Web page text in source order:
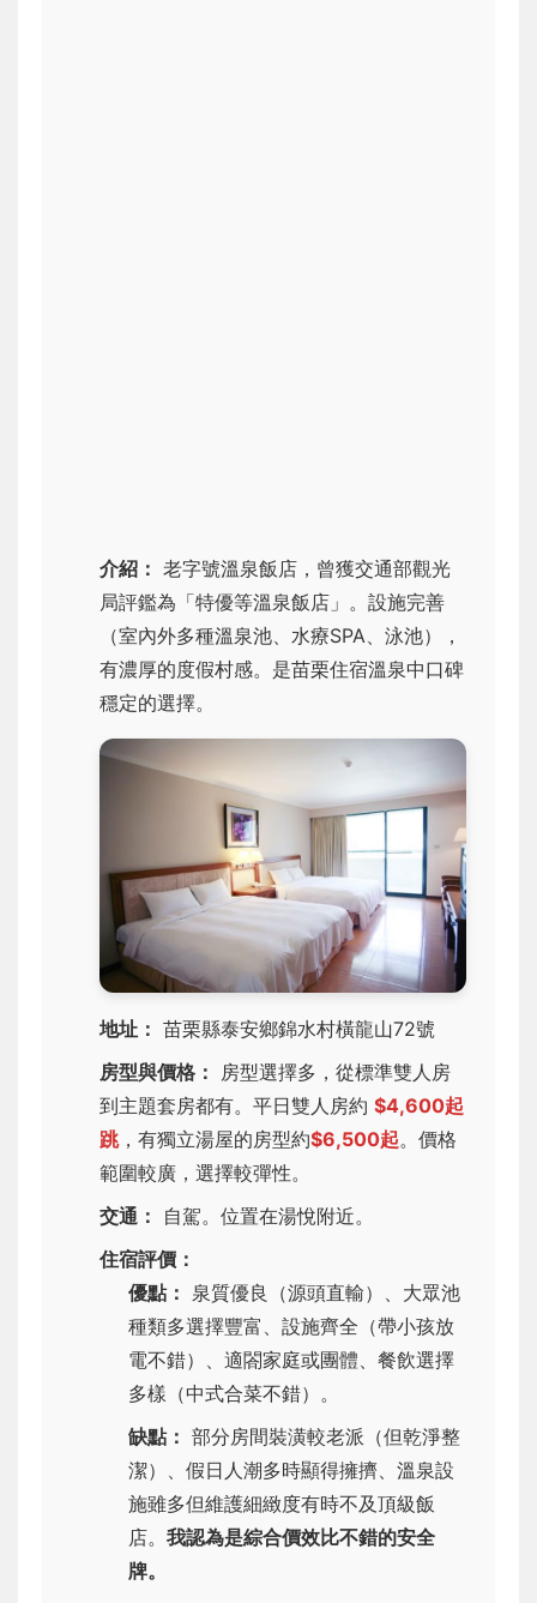
介紹： 老字號溫泉飯店，曾獲交通部觀光
局評鑑為「特優等溫泉飯店」。設施完善
（室內外多種溫泉池、水療SPA、泳池），
有濃厚的度假村感。是苗栗住宿溫泉中口碑
穩定的選擇。
地址： 苗栗縣泰安鄉錦水村橫龍山72號
房型與價格：
房型選擇多，從標準雙人房
到主題套房都有。平日雙人房約 $4,600起
跳，有獨立湯屋的房型約$6,500起。價格
範圍較廣，選擇較彈性。
交通：
自駕。位置在湯悅附近。
住宿評價：
優點： 泉質優良（源頭直輸）、大眾池
種類多選擇豐富、設施齊全（帶小孩放
電不錯）、適閤家庭或團體、餐飲選擇
多樣（中式合菜不錯）。
缺點： 部分房間裝潢較老派（但乾淨整
潔）、假日人潮多時顯得擁擠、溫泉設
施雖多但維護細緻度有時不及頂級飯
店。 我認為是綜合價效比不錯的安全
牌。